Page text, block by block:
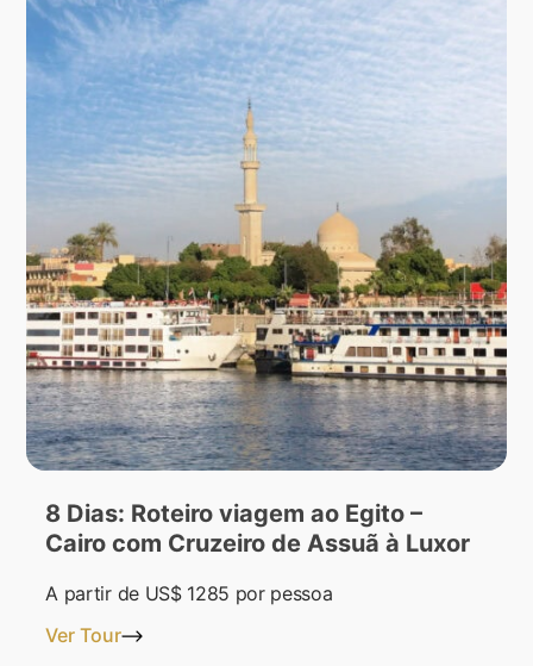
8 Dias: Roteiro viagem ao Egito –
Cairo com Cruzeiro de Assuã à Luxor
A partir de US$ 1285 por pessoa
Ver Tour